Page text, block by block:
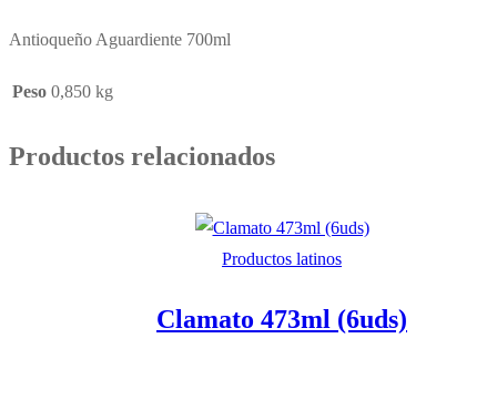
Antioqueño Aguardiente 700ml
Peso 0,850 kg
Productos relacionados
Productos latinos
Clamato 473ml (6uds)